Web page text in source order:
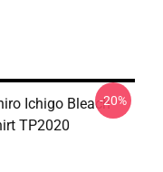
Ichigo Bleach
TP2020
-20%